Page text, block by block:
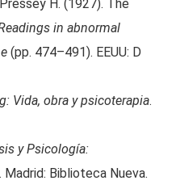
H. (1927). The
in abnormal
(pp. 474–491). EEUU: D
Vida, obra y psicoterapia.
y Psicología:
. Madrid: Biblioteca Nueva.